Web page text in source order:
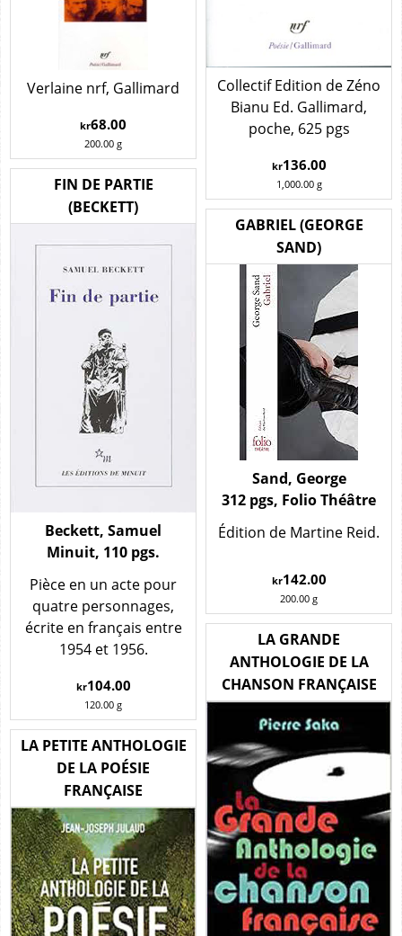
Collectif Edition de Zéno
Bianu Ed. Gallimard,
poche, 625 pgs
kr136.00
1,000.00g
Verlaine nrf, Gallimard
kr68.00
200.00 g
FIN DE PARTIE
(BECKETT)
Beckett, Samuel
Minuit, 110 pgs.
Pièce en un acte pour
quatre personnages,
écrite en français entre
1954 et 1956.
kr104.00
120.00 g
GABRIEL (GEORGE
SAND)
Sand, George
312 pgs, Folio Théâtre
Édition de Martine Reid.
kr142.00
200.00 g
LA GRANDE
ANTHOLOGIE DE LA
CHANSON FRANÇAISE
LA PETITE ANTHOLOGIE
DE LA POÉSIE
FRANÇAISE